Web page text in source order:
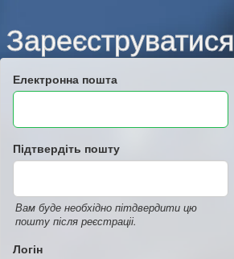
Зареєструватися
Електронна пошта
Підтвердіть пошту
Вам буде необхідно пітдвердити цю
пошту після реєстраціі.
Логін